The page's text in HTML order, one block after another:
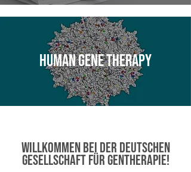
human gene therapy
WILLKOMMEN bei der Deutschen
Gesellschaft für Gentherapie!